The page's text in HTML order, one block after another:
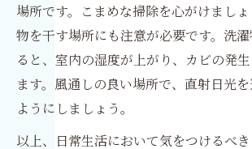
場所です。こまめな掃除を心がけまし
物を干す場所にも注意が必要です。洗
ると、室内の湿度が上がり、カビの発
ます。風通しの良い場所で、直射日光を
ようにしましょう。
以上、日常生活において気をつけるべ